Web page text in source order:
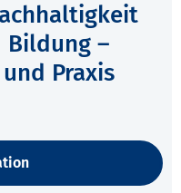
Bildung –
Praxis